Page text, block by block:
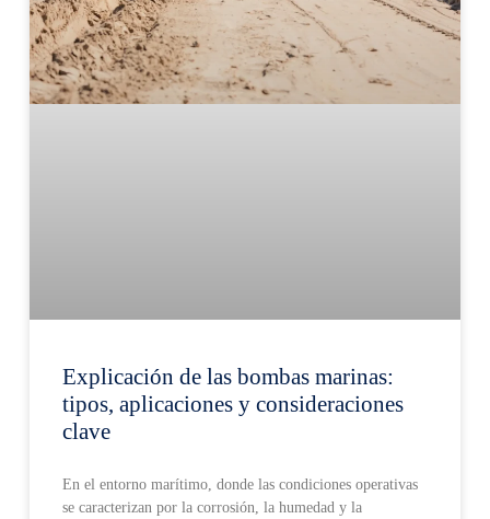
Explicación de las bombas marinas:
tipos, aplicaciones y consideraciones
clave
En el entorno marítimo, donde las condiciones operativas
se caracterizan por la corrosión, la humedad y la